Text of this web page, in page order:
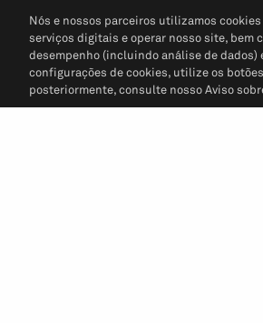
Nós e nossos parceiros utilizamos
serviços digitais e operar nosso site, bem
desempenho (incluindo análise de
configurações de cookies, utilize os
posteriormente, consulte nosso Aviso